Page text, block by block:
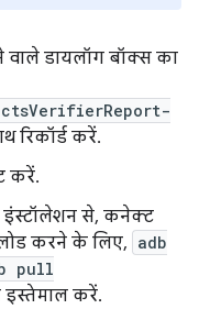
वाले डायलॉग बॉक्स का
रिकॉर्ड करें.
करें.
इंस्टॉलेशन से, कनेक्ट
करने के लिए, adb
pull
इस्तेमाल करें.